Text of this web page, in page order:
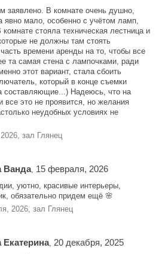
заявлено. В комнате очень душно,
явно мало, особенно с учётом ламп,
стояла техническая лестница и
не должны там стоять
времени аренды на то, чтобы все
та самая стена с лампочками, ради
этот вариант, стала сбоить
который в конце съемки
составляющие...) Надеюсь, что на
все это не проявится, но желания
неудобных условиях не
зал Глянец
Ванда, 15 февраля, 2026
уютно, красивые интерьеры,
обязательно придем ещё 🌸
2026, зал Глянец
Екатерина, 20 декабря, 2025